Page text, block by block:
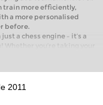
train more efficiently,
a more personalised
before.
a chess engine – it’s a
you’re taking your
of club chess, or already
level: with FRITZ, you can
intelligently and with a
than ever before.
2011